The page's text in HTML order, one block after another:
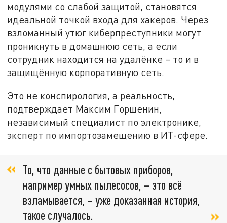
модулями со слабой защитой, становятся
идеальной точкой входа для хакеров. Через
взломанный утюг киберпреступники могут
проникнуть в домашнюю сеть, а если
сотрудник находится на удалёнке – то и в
защищённую корпоративную сеть.
Это не конспирология, а реальность,
подтверждает Максим Горшенин,
независимый специалист по электронике,
эксперт по импортозамещению в ИТ-сфере.
То, что данные с бытовых приборов,
например умных пылесосов, – это всё
взламывается, – уже доказанная история,
такое случалось.